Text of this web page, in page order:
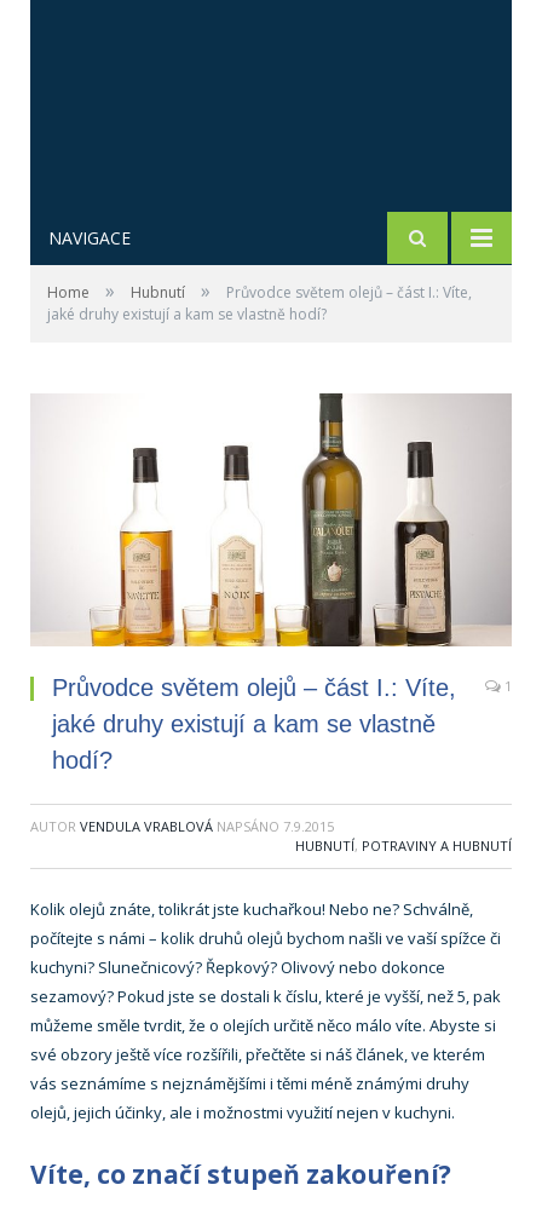
NAVIGACE
Home » Hubnutí »
Průvodce světem olejů – část I.: Víte,
jaké druhy existují a kam se vlastně hodí?
Průvodce světem olejů – část I.: Víte,
jaké druhy existují a kam se vlastně
hodí?
1
AUTOR VENDULA VRABLOVÁ NAPSÁNO 7.9.2015
HUBNUTÍ, POTRAVINY A HUBNUTÍ
Kolik olejů znáte, tolikrát jste kuchařkou! Nebo ne? Schválně,
počítejte s námi – kolik druhů olejů bychom našli ve vaší spížce či
kuchyni? Slunečnicový? Řepkový? Olivový nebo dokonce
sezamový? Pokud jste se dostali k číslu, které je vyšší, než 5, pak
můžeme směle tvrdit, že o olejích určitě něco málo víte. Abyste si
své obzory ještě více rozšířili, přečtěte si náš článek, ve kterém
vás seznámíme s nejznámějšími i těmi méně známými druhy
olejů, jejich účinky, ale i možnostmi využití nejen v kuchyni.
Víte, co značí stupeň zakouření?